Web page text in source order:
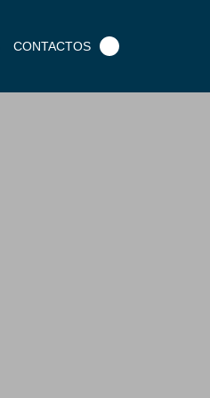
CONTACTOS Pesquisar